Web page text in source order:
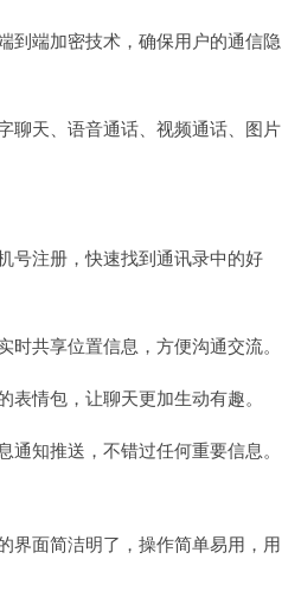
到端加密技术，确保用户的通信隐
聊天、语音通话、视频通话、图片
号注册，快速找到通讯录中的好
时共享位置信息，方便沟通交流。
表情包，让聊天更加生动有趣。
通知推送，不错过任何重要信息。
界面简洁明了，操作简单易用，用